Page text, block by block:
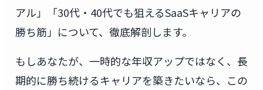
アル」「30代・40代でも狙えるSaaSキャリアの
勝ち筋」について、徹底解剖します。
もしあなたが、一時的な年収アップではなく、長
期的に勝ち続けるキャリアを築きたいなら、この